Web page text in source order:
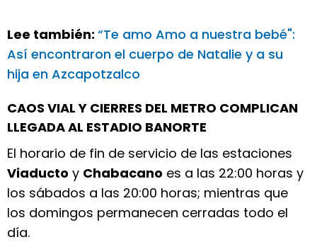
Lee también: “Te amo Amo a nuestra bebé":
Así encontraron el cuerpo de Natalie y a su
hija en Azcapotzalco
CAOS VIAL Y CIERRES DEL METRO COMPLICAN
LLEGADA AL ESTADIO BANORTE
El horario de fin de servicio de las estaciones
Viaducto y Chabacano es a las 22:00 horas y
los sábados a las 20:00 horas; mientras que
los domingos permanecen cerradas todo el
día.